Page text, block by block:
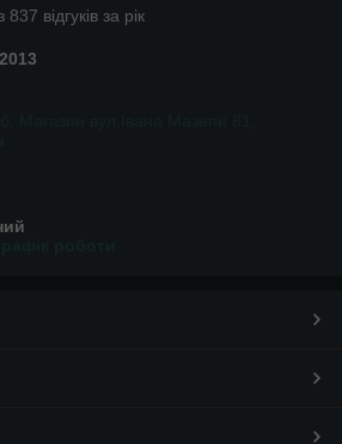
відгуків за рік